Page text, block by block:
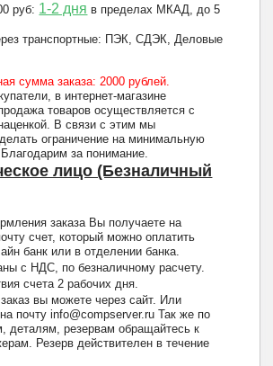
руб: 1-2 дня в пределах МКАД, до 5
транспортные: ПЭК, СДЭК, Деловые
сумма заказа: 2000 рублей.
в интернет-магазине
товаров осуществляется с
В связи с этим мы
ограничение на минимальную
за понимание.
лицо (Безналичный
заказа Вы получаете на
счет, который можно оплатить
банк или в отделении банка.
с НДС, по безналичному расчету.
счета 2 рабочих дня.
вы можете через сайт. Или
почту info@compserver.ru Так же по
деталям, резервам обращайтесь к
Резерв действителен в течение